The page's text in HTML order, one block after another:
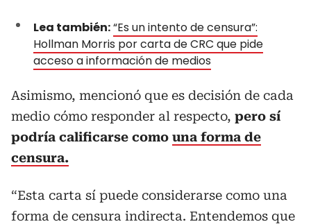
Lea también:“Es un intento de censura”:
Hollman Morris por carta de CRC que pide
acceso a información de medios
Asimismo, mencionó que es decisión de cada
medio cómo responder al respecto, pero sí
podría calificarse como una forma de
censura.
“Esta carta sí puede considerarse como una
forma de censura indirecta. Entendemos que